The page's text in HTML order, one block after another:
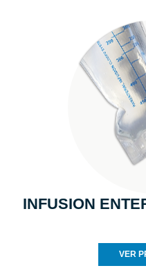
INFUSION
VER